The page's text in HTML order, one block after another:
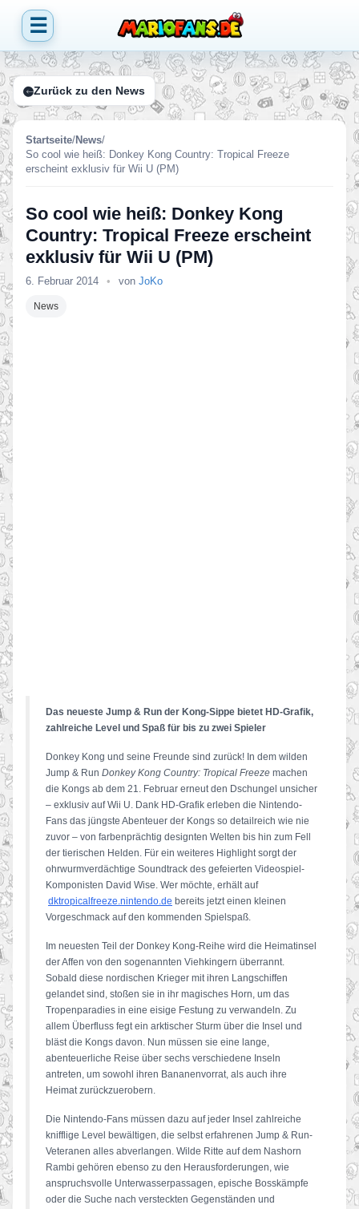
☰
Zurück zu den News
Startseite/News/
So cool wie heiß: Donkey Kong Country: Tropical Freeze
erscheint exklusiv für Wii U (PM)
So cool wie heiß: Donkey Kong
Country: Tropical Freeze erscheint
exklusiv für Wii U (PM)
6. Februar 2014 • von JoKo
News
Das neueste Jump & Run der Kong-Sippe bietet HD-Grafik,
zahlreiche Level und Spaß für bis zu zwei Spieler
Donkey Kong und seine Freunde sind zurück! In dem wilden
Jump & Run Donkey Kong Country: Tropical Freeze machen
die Kongs ab dem 21. Februar erneut den Dschungel unsicher
– exklusiv auf Wii U. Dank HD-Grafik erleben die Nintendo-
Fans das jüngste Abenteuer der Kongs so detailreich wie nie
zuvor – von farbenprächtig designten Welten bis hin zum Fell
der tierischen Helden. Für ein weiteres Highlight sorgt der
ohrwurmverdächtige Soundtrack des gefeierten Videospiel-
Komponisten David Wise. Wer möchte, erhält auf
dktropicalfreeze.nintendo.de bereits jetzt einen kleinen
Vorgeschmack auf den kommenden Spielspaß.
Im neuesten Teil der Donkey Kong-Reihe wird die Heimatinsel
der Affen von den sogenannten Viehkingern überrannt.
Sobald diese nordischen Krieger mit ihren Langschiffen
gelandet sind, stoßen sie in ihr magisches Horn, um das
Tropenparadies in eine eisige Festung zu verwandeln. Zu
allem Überfluss fegt ein arktischer Sturm über die Insel und
bläst die Kongs davon. Nun müssen sie eine lange,
abenteuerliche Reise über sechs verschiedene Inseln
antreten, um sowohl ihren Bananenvorrat, als auch ihre
Heimat zurückzuerobern.
Die Nintendo-Fans müssen dazu auf jeder Insel zahlreiche
knifflige Level bewältigen, die selbst erfahrenen Jump & Run-
Veteranen alles abverlangen. Wilde Ritte auf dem Nashorn
Rambi gehören ebenso zu den Herausforderungen, wie
anspruchsvolle Unterwasserpassagen, epische Bosskämpfe
oder die Suche nach versteckten Gegenständen und